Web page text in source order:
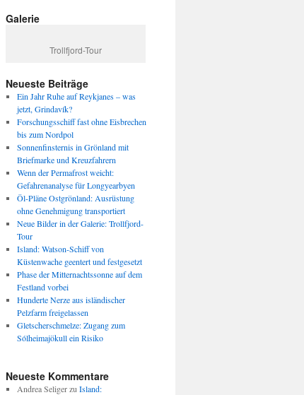
Galerie
Trollfjord-Tour
Neueste Beiträge
Ein Jahr Ruhe auf Reykjanes – was
jetzt, Grindavík?
Forschungsschiff fast ohne Eisbrechen
bis zum Nordpol
Sonnenfinsternis in Grönland mit
Briefmarke und Kreuzfahrern
Wenn der Permafrost weicht:
Gefahrenanalyse für Longyearbyen
Öl-Pläne Ostgrönland: Ausrüstung
ohne Genehmigung transportiert
Neue Bilder in der Galerie: Trollfjord-
Tour
Island: Watson-Schiff von
Küstenwache geentert und festgesetzt
Phase der Mitternachtssonne auf dem
Festland vorbei
Hunderte Nerze aus isländischer
Pelzfarm freigelassen
Gletscherschmelze: Zugang zum
Sólheimajökull ein Risiko
Neueste Kommentare
Andrea Seligerzu Island: